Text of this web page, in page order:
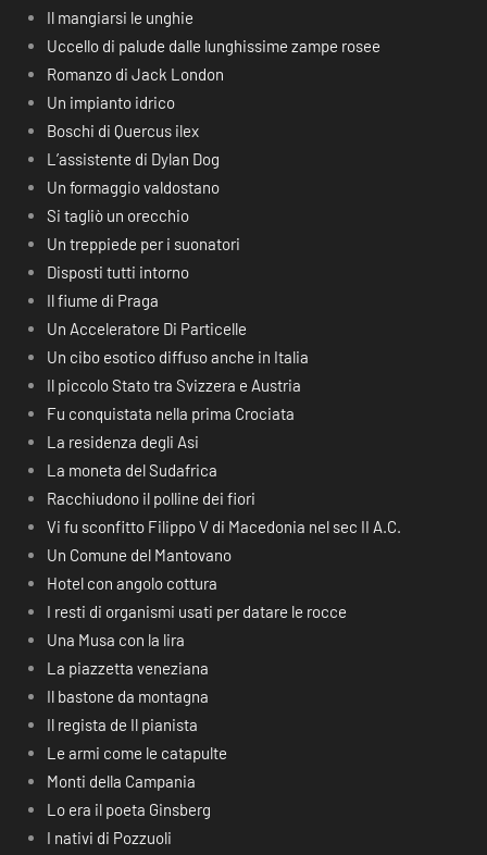
Il mangiarsi le unghie
Uccello di palude dalle lunghissime zampe rosee
Romanzo di Jack London
Un impianto idrico
Boschi di Quercus ilex
L’assistente di Dylan Dog
Un formaggio valdostano
Si tagliò un orecchio
Un treppiede per i suonatori
Disposti tutti intorno
Il fiume di Praga
Un Acceleratore Di Particelle
Un cibo esotico diffuso anche in Italia
Il piccolo Stato tra Svizzera e Austria
Fu conquistata nella prima Crociata
La residenza degli Asi
La moneta del Sudafrica
Racchiudono il polline dei fiori
Vi fu sconfitto Filippo V di Macedonia nel sec II A.C.
Un Comune del Mantovano
Hotel con angolo cottura
I resti di organismi usati per datare le rocce
Una Musa con la lira
La piazzetta veneziana
Il bastone da montagna
Il regista de Il pianista
Le armi come le catapulte
Monti della Campania
Lo era il poeta Ginsberg
I nativi di Pozzuoli